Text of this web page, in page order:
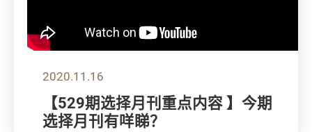
2020.11.16
【529期选择月刊重点内容 】今期
选择月刊有咩睇？